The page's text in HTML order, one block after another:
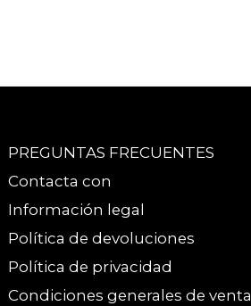
PREGUNTAS FRECUENTES
Contacta con
Información legal
Política de devoluciones
Política de privacidad
Condiciones generales de venta